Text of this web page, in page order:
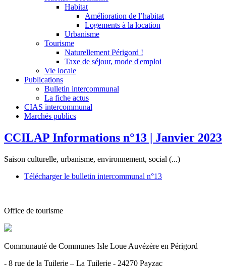
Habitat
Amélioration de l’habitat
Logements à la location
Urbanisme
Tourisme
Naturellement Périgord !
Taxe de séjour, mode d'emploi
Vie locale
Publications
Bulletin intercommunal
La fiche actus
CIAS intercommunal
Marchés publics
CCILAP Informations n°13 | Janvier 2023
Saison culturelle, urbanisme, environnement, social (...)
Télécharger le bulletin intercommunal n°13
Office de tourisme
Communauté de Communes Isle Loue Auvézère en Périgord
- 8 rue de la Tuilerie – La Tuilerie - 24270 Payzac